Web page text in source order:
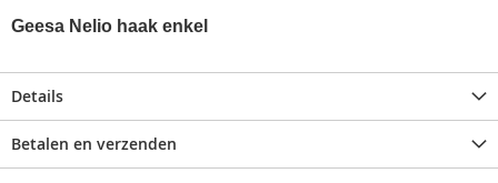
Geesa Nelio haak enkel
Details
Betalen en verzenden